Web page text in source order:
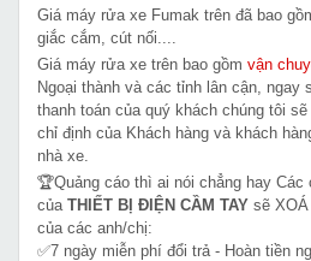
Giá máy rửa xe Fumak trên đã bao
giắc cắm, cút nối....
Giá máy rửa xe trên bao gồm vận
Ngoại thành và các tỉnh lân cận, ngay
thanh toán của quý khách chúng tôi
chỉ định của Khách hàng và khách
nhà xe.
🏆Quảng cáo thì ai nói chẳng hay
của THIẾT BỊ ĐIỆN CẦM TAY sẽ
của các anh/chị:
✅7 ngày miễn phí đổi trả - Hoàn tiền